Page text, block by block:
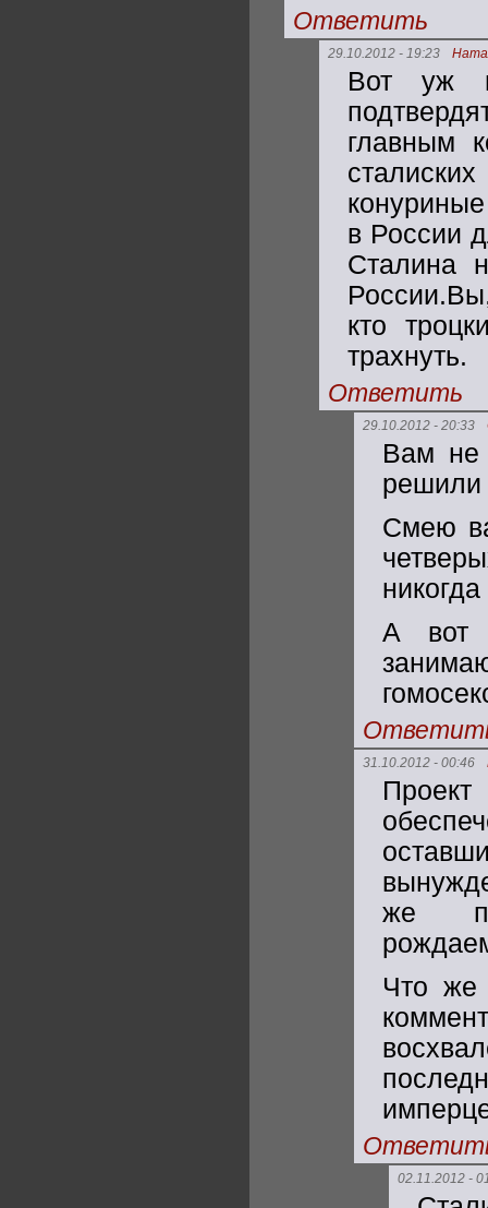
Ответить
29.10.2012 - 19:23
Вот уж
главным
в России
Сталина
кто
трахнуть.
Ответить
29.10.2012 - 20:33
Вам не
решили
Смею
А вот
31.10.2012 - 00:46
же
Что же
02.11.2012 -